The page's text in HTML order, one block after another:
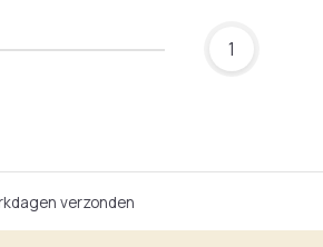
1
verzonden